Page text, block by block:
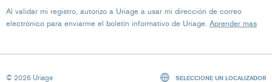
Al validar mi registro, autorizo ​​a Uriage a usar mi dirección de correo
electrónico para enviarme el boletín informativo de Uriage. Aprender mas
© 2026 Uriage SELECCIONE UN LOCALIZADOR